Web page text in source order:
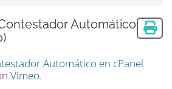
Automático
Automático en cPanel
Vimeo.